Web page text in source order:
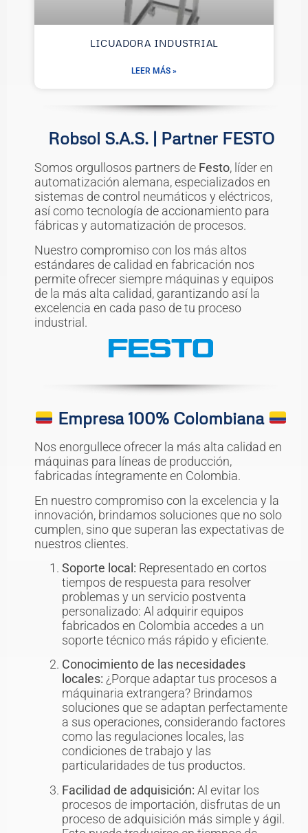
LICUADORA INDUSTRIAL
LEER MÁS »
Robsol S.A.S. | Partner FESTO
Somos orgullosos partners de Festo, líder en
automatización alemana, especializados en
sistemas de control neumáticos y eléctricos,
así como tecnología de accionamiento para
fábricas y automatización de procesos.
Nuestro compromiso con los más altos
estándares de calidad en fabricación nos
permite ofrecer siempre máquinas y equipos
de la más alta calidad, garantizando así la
excelencia en cada paso de tu proceso
industrial.
Empresa 100% Colombiana
Nos enorgullece ofrecer la más alta calidad en
máquinas para líneas de producción,
fabricadas íntegramente en Colombia.
En nuestro compromiso con la excelencia y la
innovación, brindamos soluciones que no solo
cumplen, sino que superan las expectativas de
nuestros clientes.
Soporte local: Representado en cortos
tiempos de respuesta para resolver
problemas y un servicio postventa
personalizado: Al adquirir equipos
fabricados en Colombia accedes a un
soporte técnico más rápido y eficiente.
Conocimiento de las necesidades
locales: ¿Porque adaptar tus procesos a
máquinaria extrangera? Brindamos
soluciones que se adaptan perfectamente
a sus operaciones, considerando factores
como las regulaciones locales, las
condiciones de trabajo y las
particularidades de tus productos.
Facilidad de adquisición: Al evitar los
procesos de importación, disfrutas de un
proceso de adquisición más simple y ágil.